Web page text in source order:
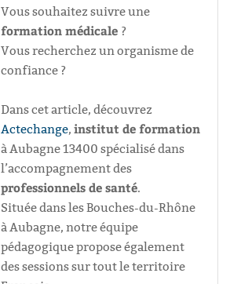
Vous souhaitez suivre une
formation médicale ?
Vous recherchez un organisme de
confiance ?
Dans cet article, découvrez
Actechange, institut de formation
à Aubagne 13400 spécialisé dans
l’accompagnement des
professionnels de santé.
Située dans les Bouches-du-Rhône
à Aubagne, notre équipe
pédagogique propose également
des sessions sur tout le territoire